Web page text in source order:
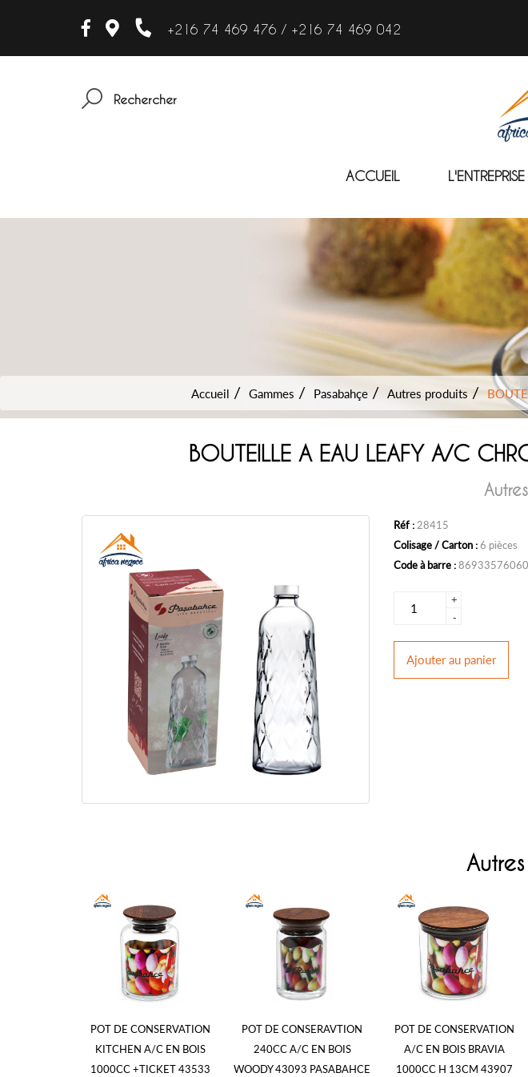
+216 74 469 476 / +216 74 469 042
Rechercher
ACCUEIL L'ENTREPRISE
Accueil Gammes Pasabahçe Autres produits
BOUTEILLE A EAU LEAFY A/C
Réf : 28415
Colisage / Carton :6 pièces
Code à barre :
+
-
Ajouterau panier
POT DE CONSERVATION
KITCHEN A/C EN BOIS
1000CC +TICKET 43533
POT DE CONSERAVTION
240CC A/C EN BOIS
WOODY 43093 PASABAHCE
POT DE CONSERVATION
A/C EN BOIS BRAVIA
1000CC H 13CM 43907